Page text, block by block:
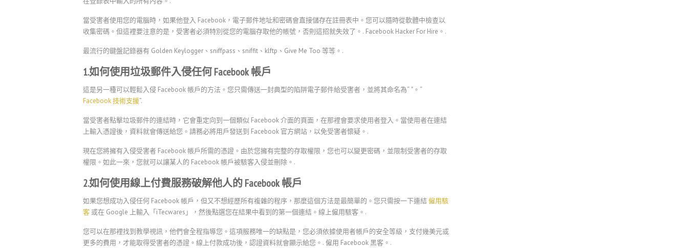
當受害者使用您的電腦時，如果他登入 Facebook，電子郵件地址和密碼會直接儲存在註冊表中。您可以隨時從軟體中檢查以
收集密碼。但這裡要注意的是，受害者必須特別從您的電腦存取他的帳號，否則這招就失效了。. Facebook Hacker For Hire。.
最流行的鍵盤記錄器有 Golden Keylogger、sniffpass、sniffit、klftp、Give Me Too 等等。.
1.如何使用垃圾郵件入侵任何 Facebook 帳戶
這是另一種可以輕鬆入侵 Facebook 帳戶的方法。您只需傳送一封典型的陷阱電子郵件給受害者，並將其命名為“ "。“
Facebook 技術支援”.
當受害者點擊垃圾郵件的連結時，它會重定向到一個類似 Facebook 介面的頁面，在那裡會要求使用者登入。當使用者在連結
上輸入憑證後，資料就會傳送給您。請務必將用戶發送到 Facebook 官方網站，以免受害者懷疑。.
現在您將擁有入侵受害者 Facebook 帳戶所需的憑證。由於您擁有完整的存取權限，您也可以變更密碼，並限制受害者的存取
權限。如此一來，您就可以讓某人的 Facebook 帳戶被駭客入侵並刪除。.
2.如何使用線上付費服務破解他人的 Facebook 帳戶
如果您想成功入侵任何 Facebook 帳戶，但又不想經歷所有複雜的程序，那麼這個方法是最簡單的。您只需按一下連結僱用駭
客 或在 Google 上輸入「iTecwares」，然後點選您在結果中看到的第一個連結。線上僱用駭客。.
您可以在那裡找到教學視訊，他們會全程指導您。這項服務唯一的缺點是，您必須依據使用者帳戶的安全等級，支付幾美元或
更多的費用，才能取得受害者的憑證。線上付款成功後，認證資料就會顯示給您。. 僱用 Facebook 黑客。.